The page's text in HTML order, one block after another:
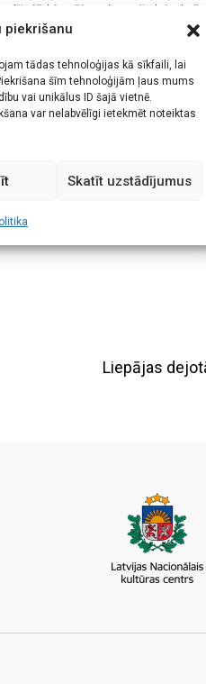
piekrišanu
tādas tehnoloģijas kā sīkfaili, lai
šīm tehnoloģijām ļaus mums
vai unikālus ID šajā vietnē.
var nelabvēlīgi ietekmēt noteiktas
Skatīt uzstādījumus
Liepājas desmit
(1991), savas
un vairāk kā desmit gadu
un kultūras centra vīru
Saņēmis Barikāžu
Liepājas